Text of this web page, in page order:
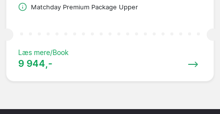
Matchday Premium Package Upper
Læs mere/Book
9 944,-